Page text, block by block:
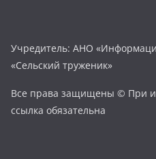
Учредитель: АНО
«Сельский труженик»
Все права защищены © При
ссылка обязательна